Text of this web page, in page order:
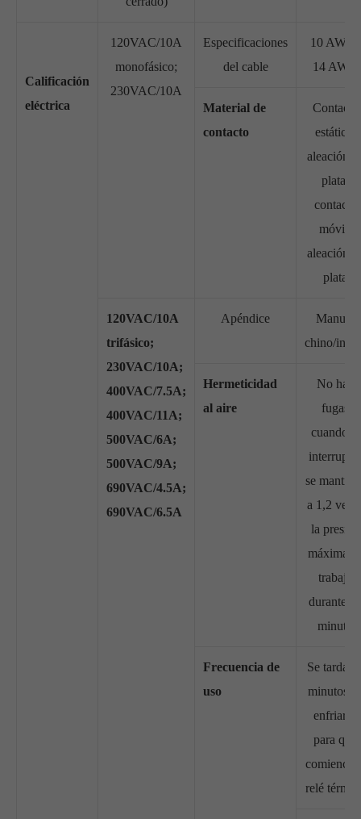
Calificación
eléctrica
120VAC/10A
monofásico;
230VAC/10A
Especificaciones
del cable
10 AWG-
14 AWG
Material de
contacto
Contacto
estático:
aleación
plata;
contacto
móvil:
aleación
plata
120VAC/10A
trifásico;
230VAC/10A;
400VAC/7.5A;
400VAC/11A;
500VAC/6A;
500VAC/9A;
690VAC/4.5A;
690VAC/6.5A
Apéndice
Manual
chino/
Hermeticidad
al aire
No hay
fugas
cuando el
interruptor
se
a 1,2
la presión
máxima
trabajo
durante
minuto
Frecuencia de
uso
Se tarda
minutos
enfriarse
para que
comience
relé